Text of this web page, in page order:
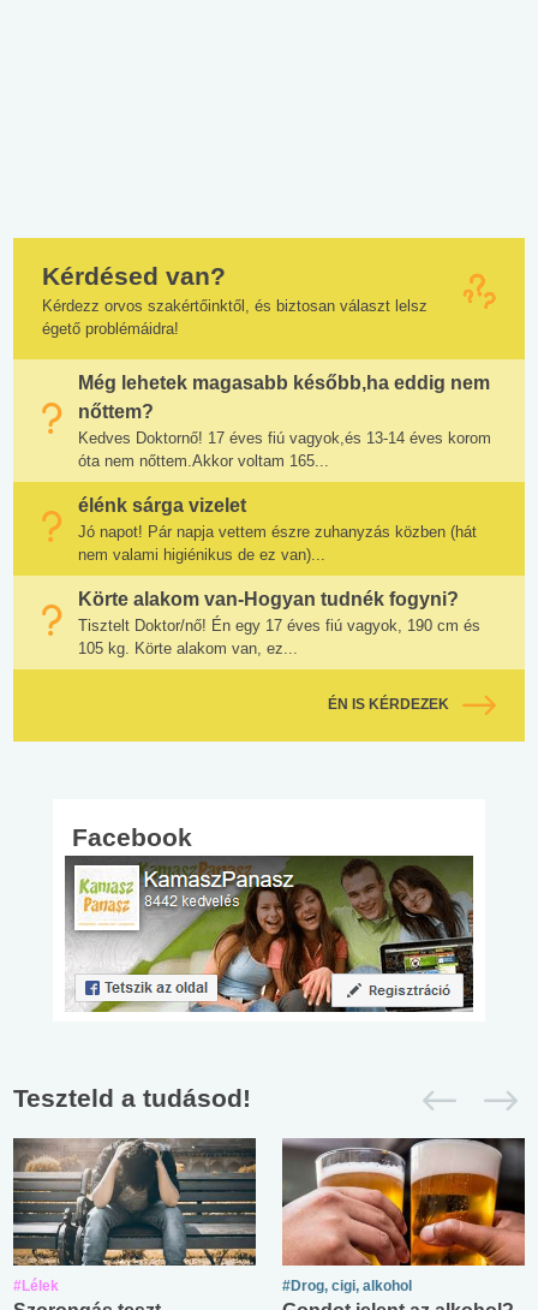
Kérdésed van?
Kérdezz orvos szakértőinktől, és biztosan választ lelsz
égető problémáidra!
Még lehetek magasabb később,ha eddig nem
nőttem?
Kedves Doktornő! 17 éves fiú vagyok,és 13-14 éves korom
óta nem nőttem.Akkor voltam 165...
élénk sárga vizelet
Jó napot! Pár napja vettem észre zuhanyzás közben (hát
nem valami higiénikus de ez van)...
Körte alakom van-Hogyan tudnék fogyni?
Tisztelt Doktor/nő! Én egy 17 éves fiú vagyok, 190 cm és
105 kg. Körte alakom van, ez...
ÉN IS KÉRDEZEK
Facebook
Teszteld a tudásod!
#Lélek #Drog, cigi, alkohol